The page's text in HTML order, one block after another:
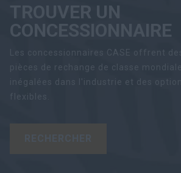
TROUVER UN
CONCESSIONNAIRE
Les concessionnaires CASE offrent
pièces de rechange de classe
inégalées dans l'industrie et des
flexibles.